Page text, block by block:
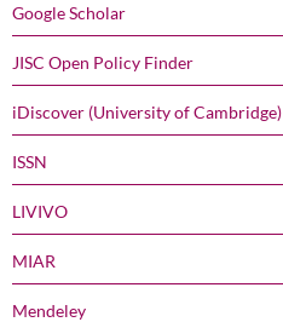
Google Scholar
JISC Open Policy Finder
iDiscover (University of Cambridge)
ISSN
LIVIVO
MIAR
Mendeley